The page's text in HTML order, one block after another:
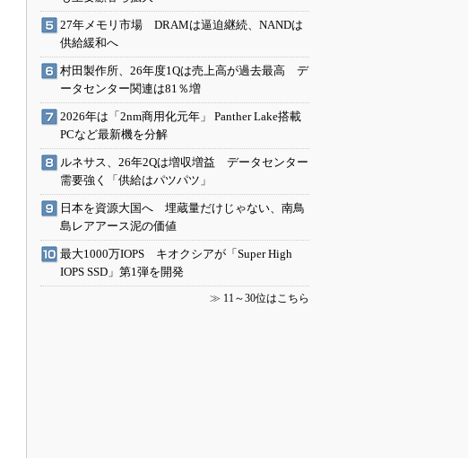
27年メモリ市場 DRAMは逼迫継続、NANDは
供給緩和へ
村田製作所、26年度1Qは売上高が過去最高 デ
ータセンター関連は81％増
2026年は「2nm商用化元年」 Panther Lake搭載
PCなど最新機を分解
ルネサス、26年2Qは増収増益 データセンター
需要強く「供給はパツパツ」
日本を資源大国へ 埋蔵量だけじゃない、南鳥
島レアアース泥の価値
最大1000万IOPS キオクシアが「Super High
IOPS SSD」第1弾を開発
≫ 11～30位はこちら